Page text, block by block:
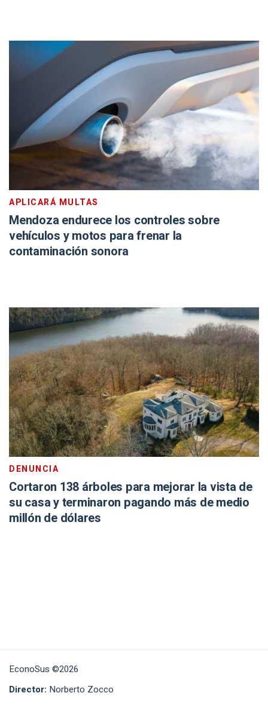
APLICARÁ MULTAS
Mendoza endurece los controles sobre
vehículos y motos para frenar la
contaminación sonora
DENUNCIA
Cortaron 138 árboles para mejorar la vista de
su casa y terminaron pagando más de medio
millón de dólares
EconoSus ©2026
Director: Norberto Zocco